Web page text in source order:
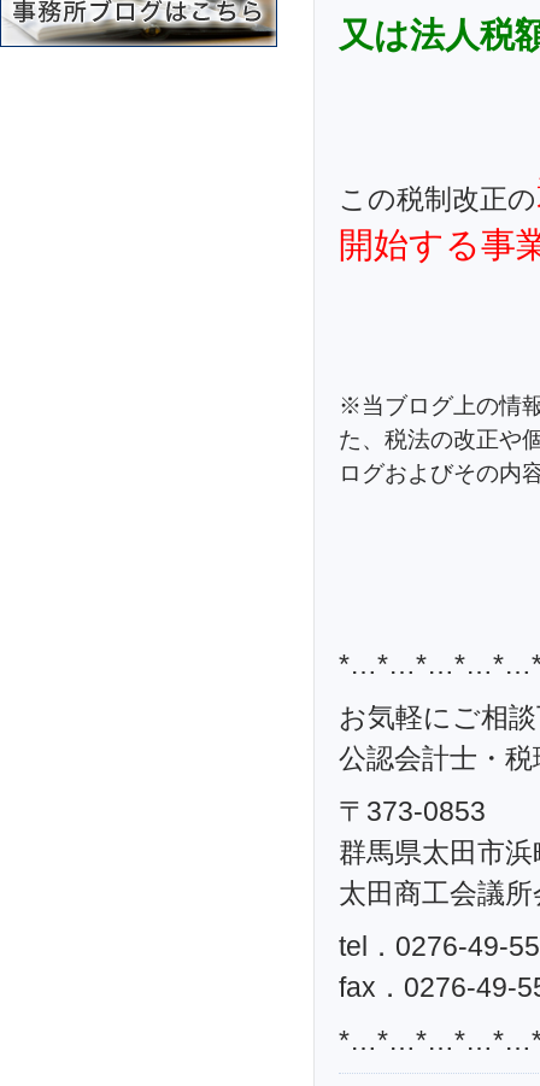
又は法人
この税制改正の
開始する事
※当ブログ上の情
た、税法の改正や
ログおよびその内
お気軽にご相
公認会計士・
〒373-0853
群馬県太田市
太田商工会議
tel．0276-49-
fax．0276-49-